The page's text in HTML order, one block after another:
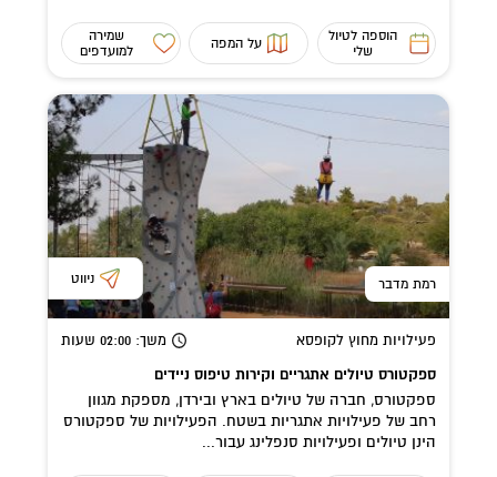
הוספה לטיול
שלי
על המפה
שמירה
למועדפים
רמת מדבר ניווט
פעילויות מחוץ לקופסא משך: 02:00 שעות
ספקטורס טיולים אתגריים וקירות טיפוס ניידים
ספקטורס, חברה של טיולים בארץ ובירדן, מספקת מגוון
רחב של פעילויות אתגריות בשטח. הפעילויות של ספקטורס
הינן טיולים ופעילויות סנפלינג עבור...